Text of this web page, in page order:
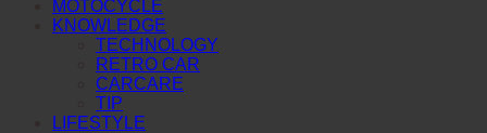
MOTOCYCLE
KNOWLEDGE
TECHNOLOGY
RETRO CAR
CARCARE
TIP
LIFESTYLE